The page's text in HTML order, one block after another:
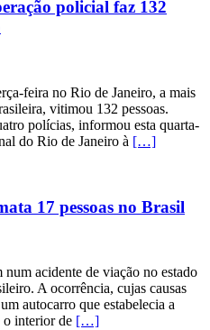
policial faz 132
feira no Rio de Janeiro, a mais
vitimou 132 pessoas.
polícias, informou esta quarta-
do Rio de Janeiro à […]
17 pessoas no Brasil
num acidente de viação no estado
A ocorrência, cujas causas
autocarro que estabelecia a
o interior de […]